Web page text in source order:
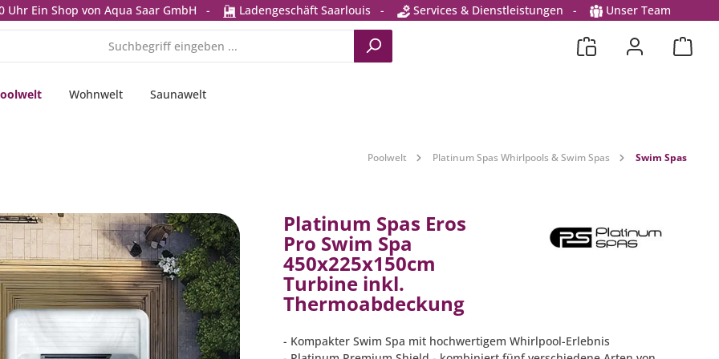
Uhr Ein Shop von Aqua Saar GmbH - Ladengeschäft Saarlouis - Services & Dienstleistungen - Unser Team
Wohnwelt Saunawelt
Poolwelt Platinum Spas Whirlpools & Swim Spas Swim Spas
Platinum Spas Eros
Pro Swim Spa
450x225x150cm
Turbine inkl.
Thermoabdeckung
- Kompakter Swim Spa mit hochwertigem Whirlpool-Erlebnis